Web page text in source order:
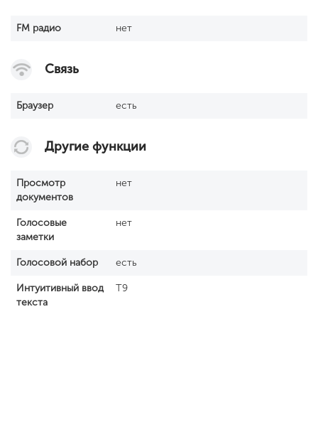
FM радио нет
Связь
Браузер есть
Другие функции
Просмотр
документов
нет
Голосовые
заметки
нет
Голосовой набор есть
Интуитивный ввод
текста
T9